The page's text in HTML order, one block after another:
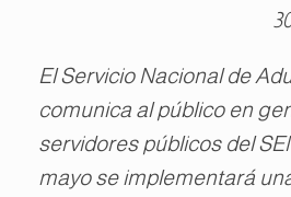
El Servicio Nacional de
comunica al público en
servidores públicos del
mayo se implementará